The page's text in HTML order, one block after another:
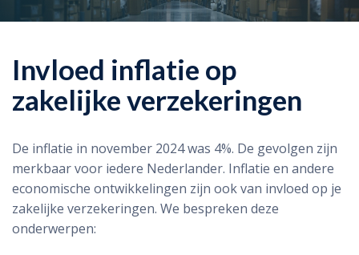
Invloed inflatie op
zakelijke verzekeringen
De inflatie in november 2024 was 4%. De gevolgen zijn
merkbaar voor iedere Nederlander. Inflatie en andere
economische ontwikkelingen zijn ook van invloed op je
zakelijke verzekeringen. We bespreken deze
onderwerpen: